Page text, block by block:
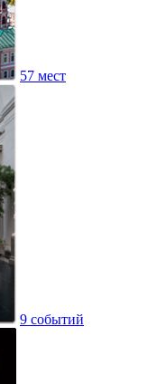
57 мест
9 событий